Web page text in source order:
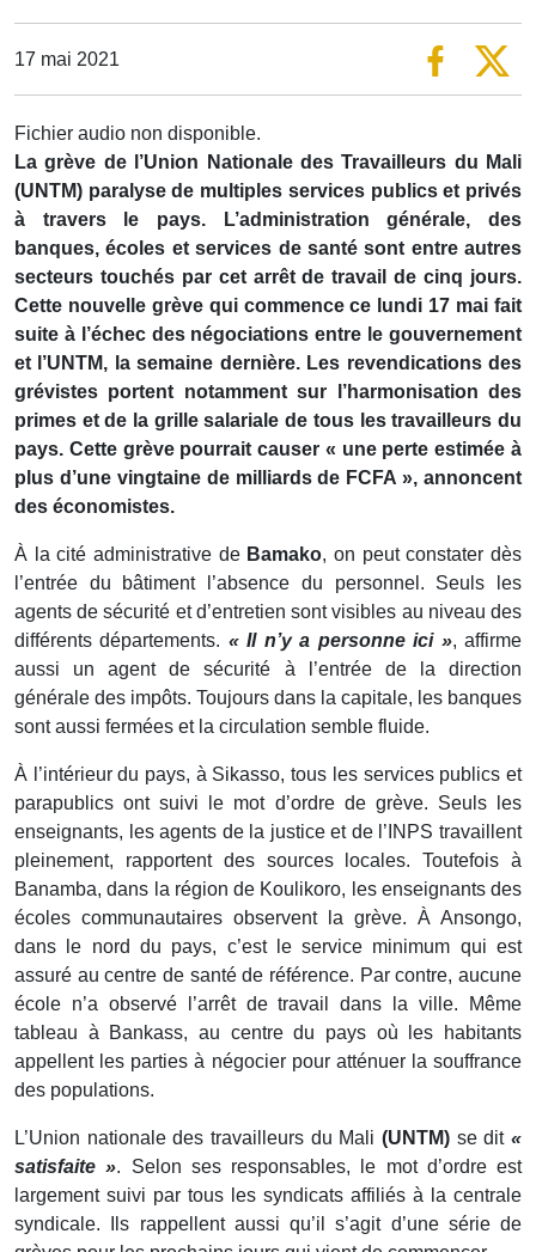
17 mai 2021
Fichier audio non disponible.
La grève de l’Union Nationale des Travailleurs du Mali
(UNTM) paralyse de multiples services publics et privés
à travers le pays. L’administration générale, des
banques, écoles et services de santé sont entre autres
secteurs touchés par cet arrêt de travail de cinq jours.
Cette nouvelle grève qui commence ce lundi 17 mai fait
suite à l’échec des négociations entre le gouvernement
et l’UNTM, la semaine dernière. Les revendications des
grévistes portent notamment sur l’harmonisation des
primes et de la grille salariale de tous les travailleurs du
pays. Cette grève pourrait causer « une perte estimée à
plus d’une vingtaine de milliards de FCFA », annoncent
des économistes.
À la cité administrative de Bamako, on peut constater dès
l’entrée du bâtiment l’absence du personnel. Seuls les
agents de sécurité et d’entretien sont visibles au niveau des
différents départements. « Il n’y a personne ici », affirme
aussi un agent de sécurité à l’entrée de la direction
générale des impôts. Toujours dans la capitale, les banques
sont aussi fermées et la circulation semble fluide.
À l’intérieur du pays, à Sikasso, tous les services publics et
parapublics ont suivi le mot d’ordre de grève. Seuls les
enseignants, les agents de la justice et de l’INPS travaillent
pleinement, rapportent des sources locales. Toutefois à
Banamba, dans la région de Koulikoro, les enseignants des
écoles communautaires observent la grève. À Ansongo,
dans le nord du pays, c’est le service minimum qui est
assuré au centre de santé de référence. Par contre, aucune
école n’a observé l’arrêt de travail dans la ville. Même
tableau à Bankass, au centre du pays où les habitants
appellent les parties à négocier pour atténuer la souffrance
des populations.
L’Union nationale des travailleurs du Mali (UNTM) se dit «
satisfaite ». Selon ses responsables, le mot d’ordre est
largement suivi par tous les syndicats affiliés à la centrale
syndicale. Ils rappellent aussi qu’il s’agit d’une série de